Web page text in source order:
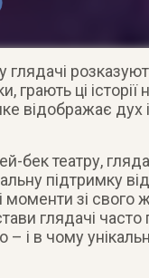
грають ці історії
відображає дух і
бек театру,
підтримку
зі свого
глядачі часто
і в чому